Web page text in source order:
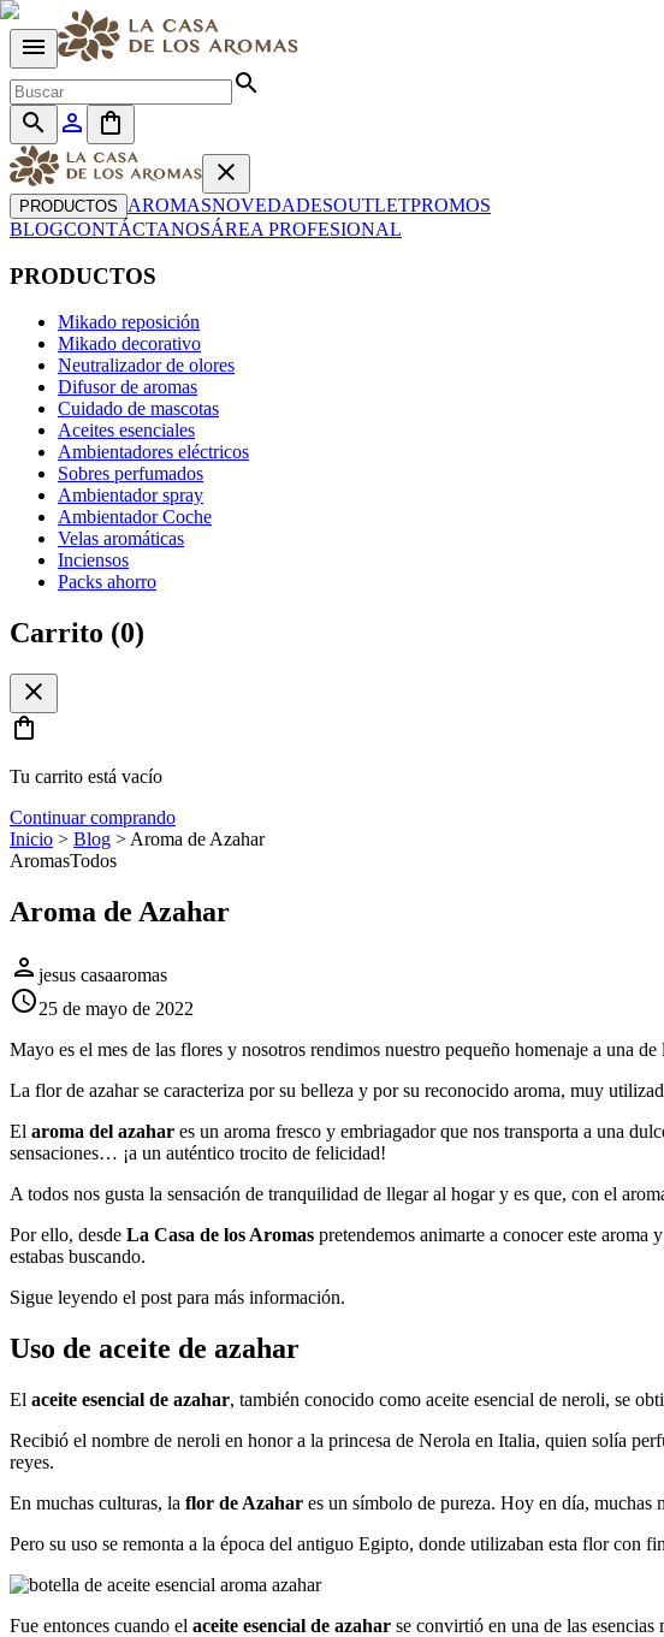
menu
search
search
person_outline
shopping_bag
close
PRODUCTOS AROMASNOVEDADESOUTLETPROMOS
BLOGCONTÁCTANOSÁREA PROFESIONAL
PRODUCTOS
Mikado reposición
Mikado decorativo
Neutralizador de olores
Difusor de aromas
Cuidado de mascotas
Aceites esenciales
Ambientadores eléctricos
Sobres perfumados
Ambientador spray
Ambientador Coche
Velas aromáticas
Inciensos
Packs ahorro
Carrito (0)
close
shopping_bag
Tu carrito está vacío
Continuar comprando
Inicio > Blog > Aroma de Azahar
AromasTodos
Aroma de Azahar
person jesus casaaromas
schedule25 de mayo de 2022
Mayo es el mes de las flores y nosotros rendimos nuestro pequeño homenaje a una de
La flor de azahar se caracteriza por su belleza y por su reconocido aroma, muy
El aroma del azahar es un aroma fresco y embriagador que nos transporta a una
sensaciones… ¡a un auténtico trocito de felicidad!
A todos nos gusta la sensación de tranquilidad de llegar al hogar y es que, con el
Por ello, desde La Casa de los Aromas pretendemos animarte a conocer este aroma
estabas buscando.
Sigue leyendo el post para más información.
Uso de aceite de azahar
El aceite esencial de azahar, también conocido como aceite esencial de neroli, se
Recibió el nombre de neroli en honor a la princesa de Nerola en Italia, quien solía
reyes.
En muchas culturas, la flor de Azahar es un símbolo de pureza. Hoy en día, muchas
Pero su uso se remonta a la época del antiguo Egipto, donde utilizaban esta flor con
Fue entonces cuando el aceite esencial de azahar se convirtió en una de las esencias